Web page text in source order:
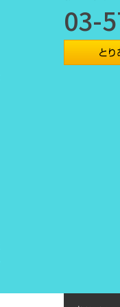
03-